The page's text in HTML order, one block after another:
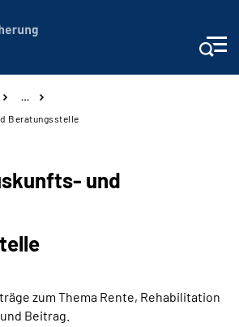
…
Beratungsstelle
und
zum Thema Rente, Rehabilitation
Beitrag.